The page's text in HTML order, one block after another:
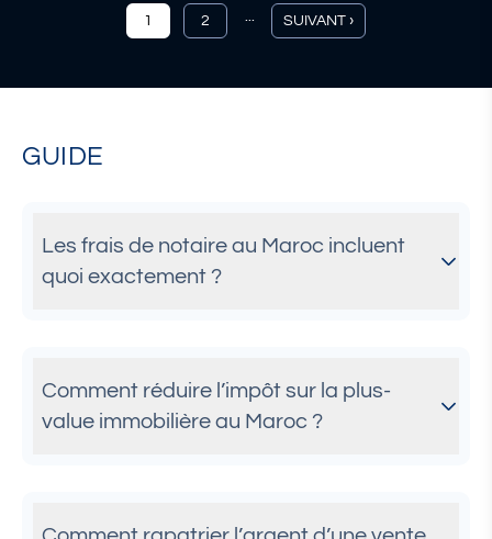
1 2 SUIVANT ›
GUIDE
Les frais de notaire au Maroc incluent
quoi exactement ?
Comment réduire l’impôt sur la plus-
value immobilière au Maroc ?